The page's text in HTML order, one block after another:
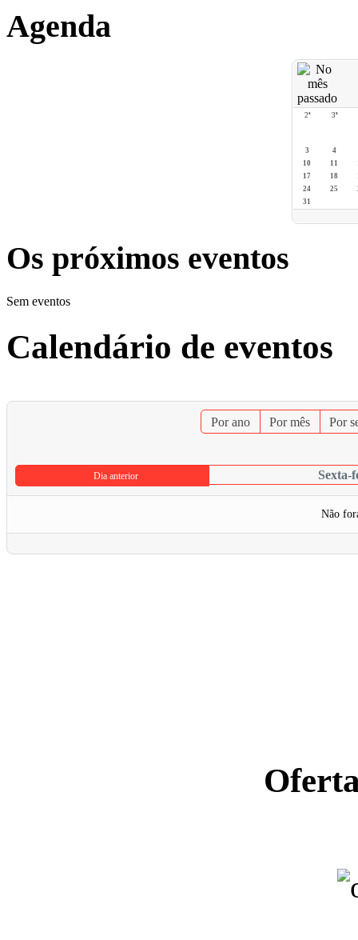
Agenda
2ª 3ª
3
4
10
11
17
18
24
25
31
Os próximos eventos
Sem eventos
Calendário de eventos
Por ano Por mês Por
Dia anterior Sexta-
Não